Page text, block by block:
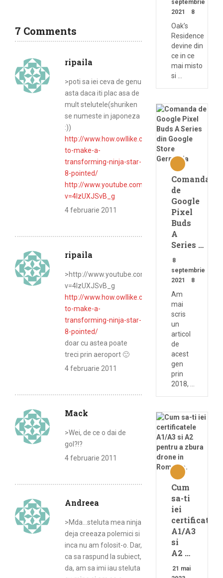
7 Comments
ripaila
>poti sa iei ceva de genu
asta daca iti plac asa de
mult stelutele(shuriken
se numeste in japoneza
:))
http://www.how.owllike.com/how-
to-make-a-
transforming-ninja-star-
8-pointed/
http://www.youtube.com/watch?
v=4IzUXJSvB_g
4 februarie 2011
ripaila
>http://www.youtube.com/watch?
v=4IzUXJSvB_g
http://www.how.owllike.com/how-
to-make-a-
transforming-ninja-star-
8-pointed/
doar cu astea poate
treci prin aeroport 🙂
4 februarie 2011
Mack
>Wei, de ce o dai de
gol?!?
4 februarie 2011
Andreea
>Mda…steluta mea ninja
deja creeaza polemici si
inca nu am folosit-o. Dar,
ca sa raspund la subiect,
da, am sa imi iau steluta
septembrie
2021
8
Oak’s
Residence
devine din
ce in ce
mai misto
si …
Comanda
de
Google
Pixel
Buds
A
Series …
8
septembrie
2021
8
Am
mai
scris
un
articol
de
acest
gen
prin
2018, …
Cum
sa-ti
iei
certificatele
A1/A3
si
A2 …
21 mai